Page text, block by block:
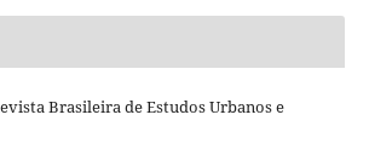
Brasileira de Estudos Urbanos e